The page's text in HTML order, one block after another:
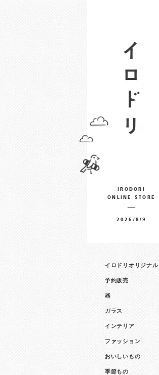
IRODORI
ONLINE STORE
2026/8/9
イロドリオリジナル
予約販売
器
ガラス
インテリア
ファッション
おいしいもの
季節もの